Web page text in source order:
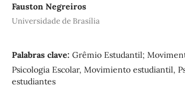
Fauston Negreiros
Universidade de Brasília
Palabras clave: Grêmio Estudantil;
Psicologia Escolar, Movimiento estudiantil,
estudiantes